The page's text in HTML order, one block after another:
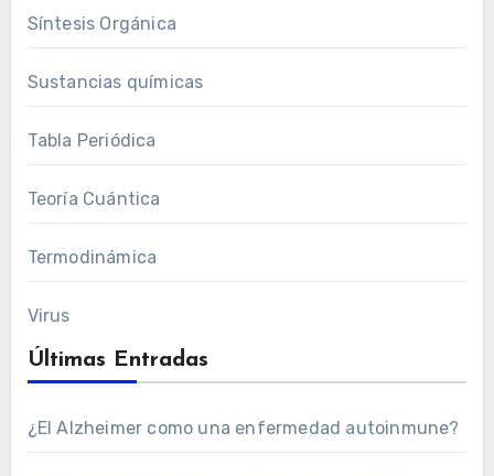
Síntesis Orgánica
Sustancias químicas
Tabla Periódica
Teoría Cuántica
Termodinámica
Virus
Últimas Entradas
¿El Alzheimer como una enfermedad autoinmune?